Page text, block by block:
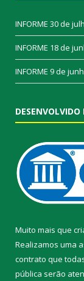
INFORME 30 de
INFORME 18 de
INFORME 9 de
DESENVOLVIDO
Muito mais que
Realizamos uma
contrato que
pública serão